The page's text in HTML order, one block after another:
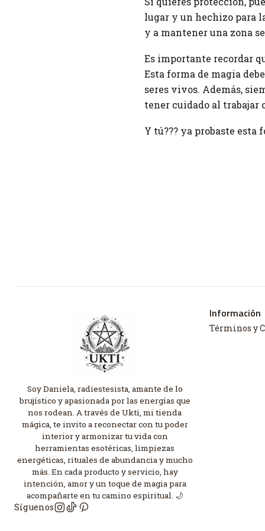
lugar y un hechizo para
y a mantener una zona
Es importante recordar
Esta forma de magia
seres vivos. Además,
tener cuidado al trabajar
Y tú??? ya probaste esta
Soy Daniela, radiestesista, amante de lo
brujístico y apasionada por las energías que
nos rodean. A través de Ukti, mi tienda
mágica, te invito a reconectar con tu poder
interior y armonizar tu vida con
herramientas esotéricas, limpiezas
energéticas, rituales de abundancia y mucho
más. En cada producto y servicio, hay
intención, amor y un toque de magia para
acompañarte en tu camino espiritual. 🌙
Síguenos
Información
Términos y